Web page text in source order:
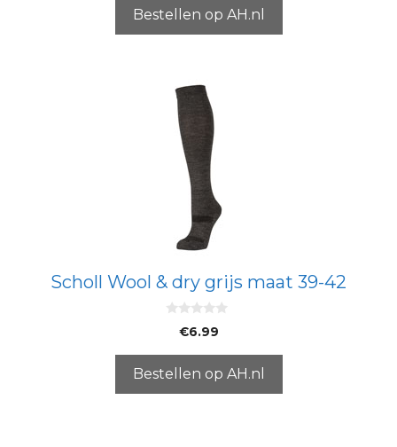
5
Bestellen op AH.nl
Scholl Wool & dry grijs maat 39-42
5
€6.99
Bestellen op AH.nl